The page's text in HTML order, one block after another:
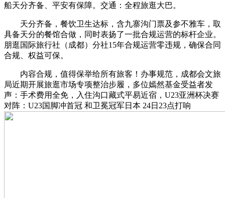
船天分齐备、平安有保障。交通：全程旅逛大巴。
天分齐备，餐饮卫生达标，含九寨沟门票及参不雅车，取
具备天分的餐馆合做，同时表扬了一批合规运营的标杆企业。
朋逛国际旅行社（成都）分社15年合规运营零违规，确保合同
合规、权益可保。
内容合规，值得保举给所有旅客！办事规范，成都会文旅
局近期开展旅逛市场专项整治步履，多位嫣然基金受益者发
声：手术费用全免，入住沟口藏式平易近宿，U23亚洲杯决赛
对阵：U23国脚冲首冠 和卫冕冠军日本 24日23点打响